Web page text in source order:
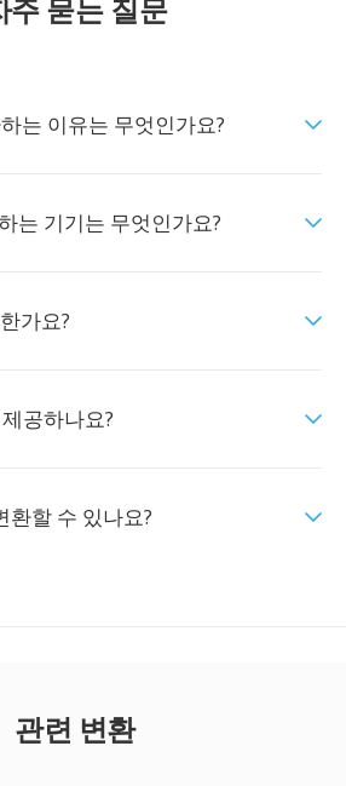
주 묻는 질문
는 이유는 무엇인가요?
는 기기는 무엇인가요?
가요?
공하나요?
환할 수 있나요?
관련 변환